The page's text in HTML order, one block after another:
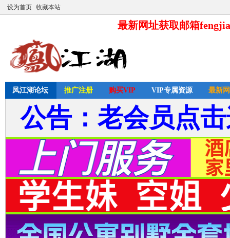
设为首页 收藏本站
最新网址获取邮箱
凤江湖论坛 推广注册 购买VIP VIP专属资源 最新
公告：老会员点